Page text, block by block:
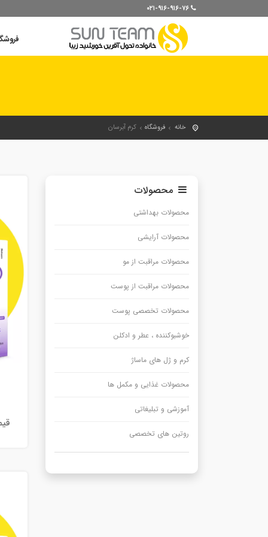
۰۲۱-۹۱۶-۹۱۶-۷۶
خانه فروشگاه کرم آبرسان
محصولات
محصولات بهداشتی
محصولات آرایشی
محصولات مراقبت از مو
محصولات مراقبت از پوست
محصولات تخصصی پوست
خوشبوکننده ، عطر و ادکلن
کرم و ژل های ماساژ
محصولات غذایی و مکمل ها
آموزشی و تبلیغاتی
روتین های تخصصی